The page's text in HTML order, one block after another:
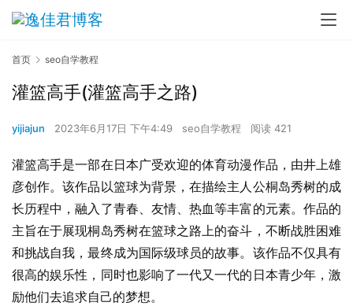
首页 seo自学教程
灌篮高手(灌篮高手之路)
yijiajun 2023年6月17日 下午4:49 seo自学教程 阅读 421
灌篮高手是一部在日本广受欢迎的体育动漫作品，由井上雄
彦创作。该作品以篮球为背景，在描绘主人公桐岛秀树的成
长历程中，融入了青春、友情、热血等丰富的元素。作品的
主旨在于展现桐岛秀树在篮球之路上的奋斗，不断战胜困难
和挑战自我，最终成为国际级球员的故事。该作品不仅具有
很高的娱乐性，同时也影响了一代又一代的日本青少年，激
励他们去追求自己的梦想。